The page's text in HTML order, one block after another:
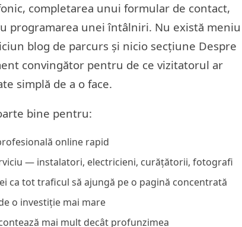
completarea unui formular de contact,
programarea unei întâlniri. Nu există meniu
blog de parcurs și nicio secțiune Despre
convingător pentru de ce vizitatorul ar
simplă de a o face.
bine pentru:
online rapid
— instalatori, electricieni, curățătorii, fotografi
ca tot traficul să ajungă pe o pagină concentrată
o investiție mai mare
mai mult decât profunzimea